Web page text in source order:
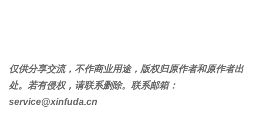
仅供分享交流，不作商业用途，版权归原作者和原作者出
处。若有侵权，请联系删除。联系邮箱：
service@xinfuda.cn